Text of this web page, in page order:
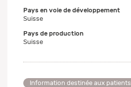
Pays en voie de développement
Suisse
Pays de production
Suisse
Information destinée aux patients